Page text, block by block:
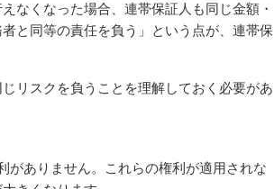
なくなった場合、連帯保証人も同じ金額・
と同等の責任を負う」という点が、連帯保
リスクを負うことを理解しておく必要があ
がありません。これらの権利が適用されな